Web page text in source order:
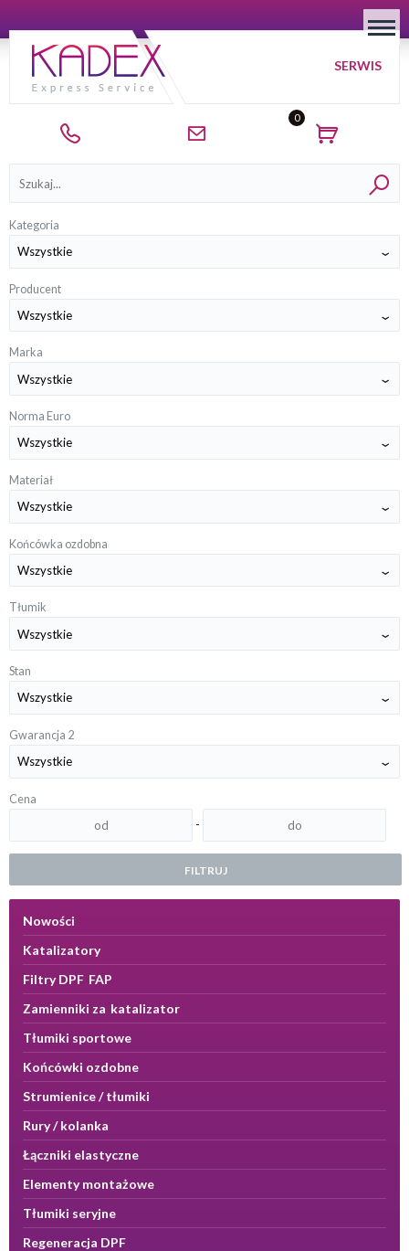
0
SERWIS
Kategoria
Producent
Marka
Norma Euro
Materiał
Końcówka ozdobna
Tłumik
Stan
Gwarancja 2
Cena
-
FILTRUJ
Kategorie
Nowości
Katalizatory
Filtry DPF FAP
Zamienniki za katalizator
Tłumiki sportowe
Końcówki ozdobne
Strumienice / tłumiki
Rury / kolanka
Łączniki elastyczne
Elementy montażowe
Tłumiki seryjne
Regeneracja DPF